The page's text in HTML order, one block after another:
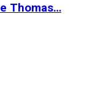
Thomas…